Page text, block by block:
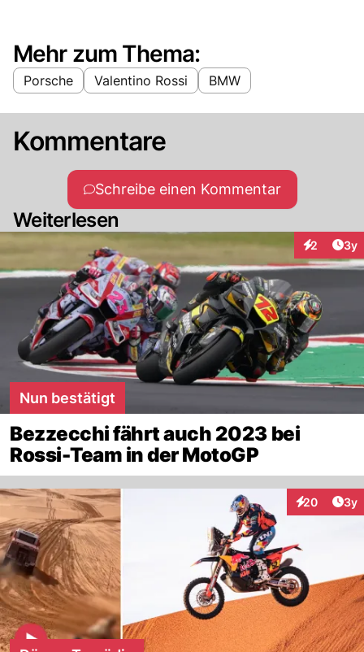
Mehr zum Thema:
Porsche Valentino Rossi BMW
Kommentare
Schreibe einen Kommentar
Weiterlesen
2 3y
Nun bestätigt
Bezzecchi fährt auch 2023 bei
Rossi-Team in der MotoGP
20
Interaktionen
3y